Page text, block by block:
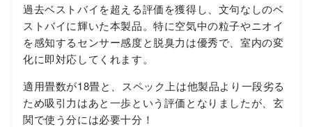
過去ベストバイを超える評価を獲得し、文句なしのベ
ストバイに輝いた本製品。特に空気中の粒子やニオイ
を感知するセンサー感度と脱臭力は優秀で、室内の変
化に即対応してくれます。
適用畳数が18畳と、スペック上は他製品より一段劣る
ため吸引力はあと一歩という評価となりましたが、玄
関で使う分には必要十分！